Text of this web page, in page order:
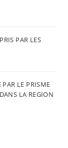
PAR LES
LE PRISME
LA REGION